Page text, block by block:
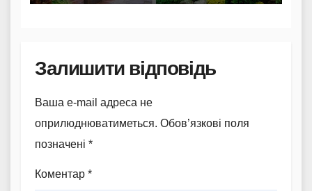
Залишити відповідь
Ваша e-mail адреса не
оприлюднюватиметься. Обов’язкові поля
позначені *
Коментар *